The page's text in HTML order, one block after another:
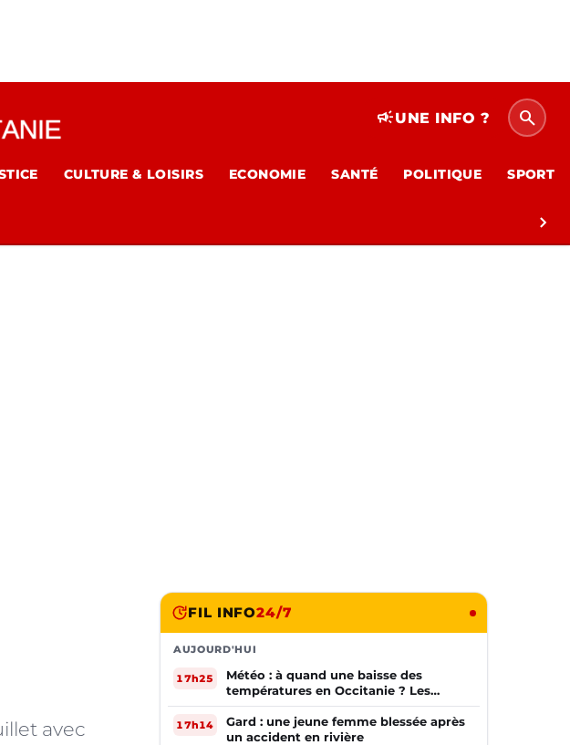
campaignUNE INFO ? search
CULTURE & LOISIRS ECONOMIE SANTÉ POLITIQUE SPORT
chevron_right
avec
FIL INFO24/7
AUJOURD'HUI
17h25
Météo : à quand une baisse des
températures en Occitanie ? Les
prévisions
17h14
Gard : une jeune femme blessée après
un accident en rivière